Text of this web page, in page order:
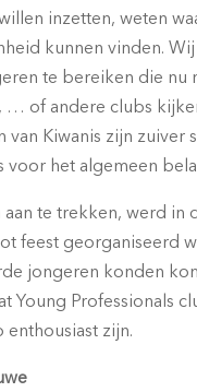
inzetten, weten
kunnen vinden.
te bereiken die nu
… of andere clubs
van Kiwanis zijn zuiver
voor het algemeen
te trekken, werd in
feest georganiseerd
jongeren konden
Young Professionals
enthousiast zijn.